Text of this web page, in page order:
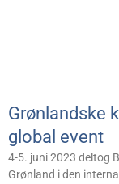
Grønlandske
global event
4-5. juni 2023 deltog
Grønland i den